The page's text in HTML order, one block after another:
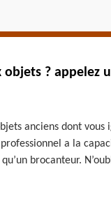
objets ? appelez
anciens dont
a la
brocanteur.